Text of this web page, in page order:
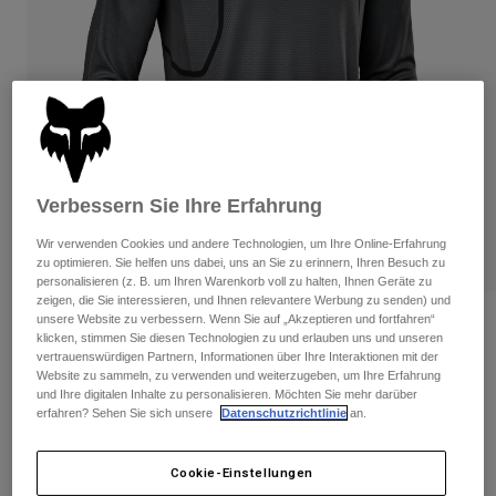
Kurze Hosen
Jacken
Handschuhe
Protektoren
Brillen
Socken
Zubehör
Handschuhe
Jacken
Brillen
Socken
Taschen & Zubehör
Spare parts
Hemden
Alle anzeigen
Damen
T-Shirts & Tops
Hoodies und Pullover
Jacken
Hosen
Shirts
Alle anzeigen
Socken
Alle anzeigen
Moto
Helme
Jerseys
Hosen
Stiefel
Guards
Bewertungen
Jersey 360 Vizen
Artikelnr.29607
Price reduced from
€ 30,00
Verbessern Sie Ihre Erfahrung
Wir verwenden Cookies und andere Technologien, um Ihre Online-Erfahrung
zu optimieren. Sie helfen uns dabei, uns an Sie zu erinnern, Ihren Besuch zu
personalisieren (z. B. um Ihren Warenkorb voll zu halten, Ihnen Geräte zu
zeigen, die Sie interessieren, und Ihnen relevantere Werbung zu senden) und
unsere Website zu verbessern. Wenn Sie auf „Akzeptieren und fortfahren“
klicken, stimmen Sie diesen Technologien zu und erlauben uns und unseren
vertrauenswürdigen Partnern, Informationen über Ihre Interaktionen mit der
Website zu sammeln, zu verwenden und weiterzugeben, um Ihre Erfahrung
und Ihre digitalen Inhalte zu personalisieren. Möchten Sie mehr darüber
erfahren? Sehen Sie sich unsere
Datenschutzrichtlinie an.
Cookie-Einstellungen